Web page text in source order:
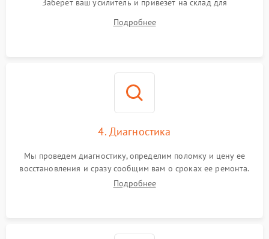
Заберет ваш усилитель и привезет на склад для
Подробнее
4. Диагностика
Мы проведем диагностику, определим поломку и цену ее
восстановления и сразу сообщим вам о сроках ее ремонта.
Подробнее